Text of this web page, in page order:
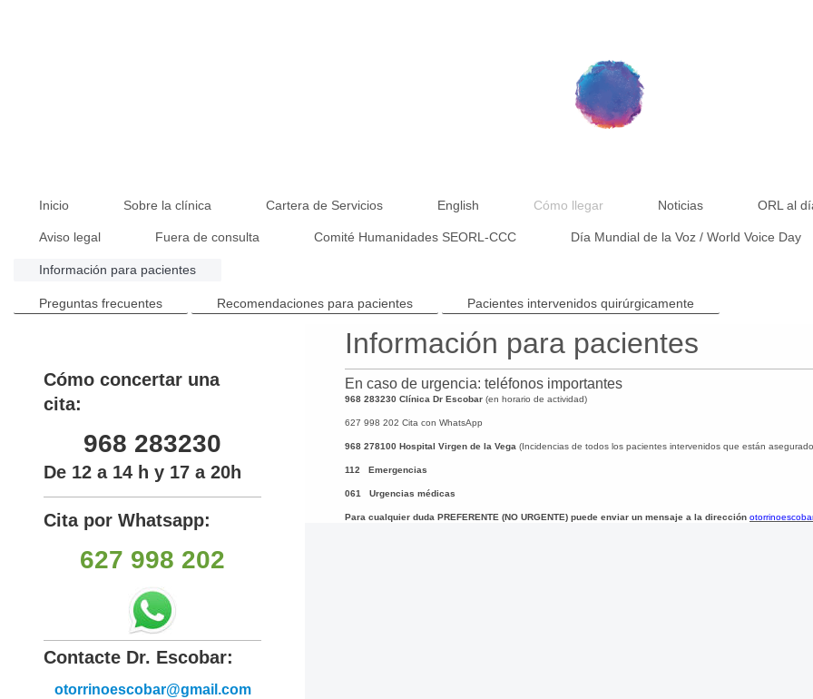
Inicio Sobre la clínica Cartera de Servicios English Cómo llegar Noticias ORL al
Aviso legal Fuera de consulta Comité Humanidades SEORL-CCC Día Mundial de la Voz / World Voice Day
Información para pacientes
Preguntas frecuentes Recomendaciones para pacientes Pacientes intervenidos quirúrgicamente
Información para pacientes
En caso de urgencia: teléfonos importantes
968 283230 Clínica Dr Escobar (en horario de actividad)
627 998 202 Cita con WhatsApp
968 278100 Hospital Virgen de la Vega (Incidencias de todos los pacientes intervenidos que están
112 Emergencias
061 Urgencias médicas
Para cualquier duda PREFERENTE (NO URGENTE) puede enviar un mensaje a la dirección
Cómo concertar una
cita:
968 283230
De 12 a 14 h y 17 a 20h
Cita por Whatsapp:
627 998 202
Contacte Dr. Escobar:
otorrinoescobar@gmail.com